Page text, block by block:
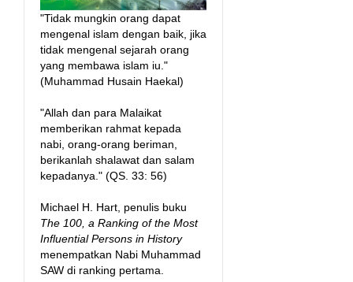
"Tidak mungkin orang dapat
mengenal islam dengan baik, jika
tidak mengenal sejarah orang
yang membawa islam iu."
(Muhammad Husain Haekal)
"Allah dan para Malaikat
memberikan rahmat kepada
nabi, orang-orang beriman,
berikanlah shalawat dan salam
kepadanya." (QS. 33: 56)
Michael H. Hart, penulis buku
The 100, a Ranking of the Most
Influential Persons in History
menempatkan Nabi Muhammad
SAW di ranking pertama.